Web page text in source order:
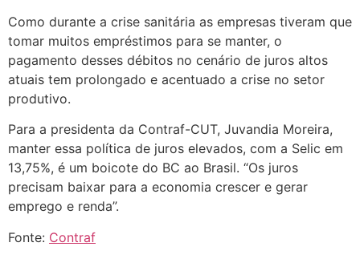
Como durante a crise sanitária as empresas tiveram que
tomar muitos empréstimos para se manter, o
pagamento desses débitos no cenário de juros altos
atuais tem prolongado e acentuado a crise no setor
produtivo.
Para a presidenta da Contraf-CUT, Juvandia Moreira,
manter essa política de juros elevados, com a Selic em
13,75%, é um boicote do BC ao Brasil. “Os juros
precisam baixar para a economia crescer e gerar
emprego e renda”.
Fonte: Contraf